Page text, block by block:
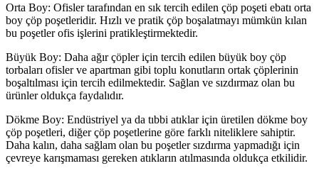
Orta Boy: Ofisler tarafından en sık tercih edilen çöp poşeti ebatı orta
boy çöp poşetleridir. Hızlı ve pratik çöp boşalatmayı mümkün kılan
bu poşetler ofis işlerini pratikleştirmektedir.
Büyük Boy: Daha ağır çöpler için tercih edilen büyük boy çöp
torbaları ofisler ve apartman gibi toplu konutların ortak çöplerinin
boşaltılması için tercih edilmektedir. Sağlan ve sızdırmaz olan bu
ürünler oldukça faydalıdır.
Dökme Boy: Endüstriyel ya da tıbbi atıklar için üretilen dökme boy
çöp poşetleri, diğer çöp poşetlerine göre farklı niteliklere sahiptir.
Daha kalın, daha sağlam olan bu poşetler sızdırma yapmadığı için
çevreye karışmaması gereken atıkların atılmasında oldukça etkilidir.